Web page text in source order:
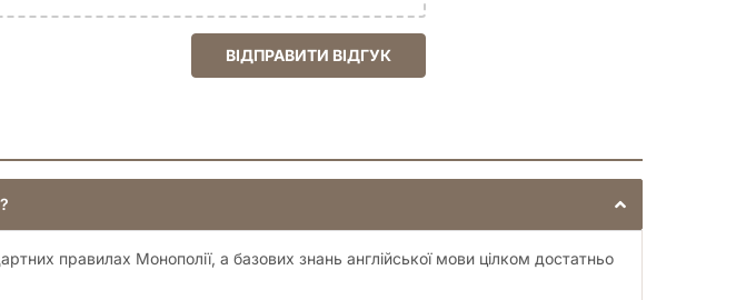
столі. Це гарантована порція веселощів, сатири та економічного божевілля для
ВІДПРАВИТИ ВІДГУК
правилах Монополії, а базових знань англійської мови цілком достатньо